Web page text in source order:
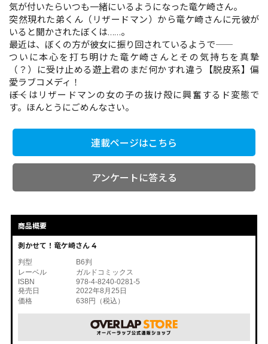
コミックパルフェ
コミックエッセイ
閉じる
気が付いたらいつも一緒にいるようになった竜ケ崎さん。
突然現れた弟くん（リザードマン）から竜ケ崎さんに元彼が
いると聞かされたぼくは……。
最近は、ぼくの方が彼女に振り回されているようで――
ついに本心を打ち明けた竜ケ崎さんとその気持ちを真摯
（？）に受け止める遊上君のまだ何かすれ違う【脱皮系】偏
愛ラブコメディ！
――ぼくはリザードマンの女の子の抜け殻に興奮するド変態で
す。ほんとうにごめんなさい。
連載ページはこちら
アンケートに答える
商品概要
剥かせて！竜ケ崎さん 4
判型
B6判
レーベル
ガルドコミックス
ISBN
978-4-8240-0281-5
発売日
2022年8月25日
価格
638円（税込）